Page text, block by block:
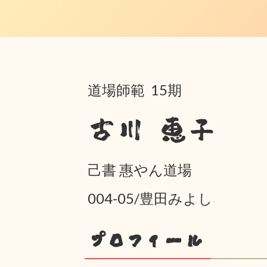
道場師範 15期
古川 恵子
己書 惠やん道場
004-05/豊田みよし
プロフィール